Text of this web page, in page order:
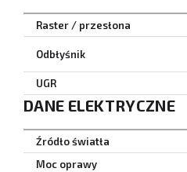
Raster / przesłona
Odbłyśnik
UGR
DANE ELEKTRYCZNE
Źródło światła
Moc oprawy